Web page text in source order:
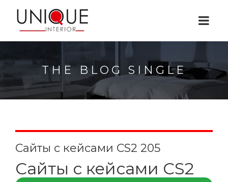
THE BLOG SINGLE
Сайты с кейсами CS2 205
Сайты с кейсами CS2